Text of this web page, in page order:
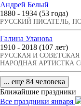
Андрей Белый
1880 - 1934 (53 года)
РУССКИЙ ПИСАТЕЛЬ,
Галина Уланова
1910 - 2018 (107 лет)
РУССКАЯ И
НАРОДНАЯ АРТИСТКА
... еще 84 человека
Ближайшие праздники
Все праздники января